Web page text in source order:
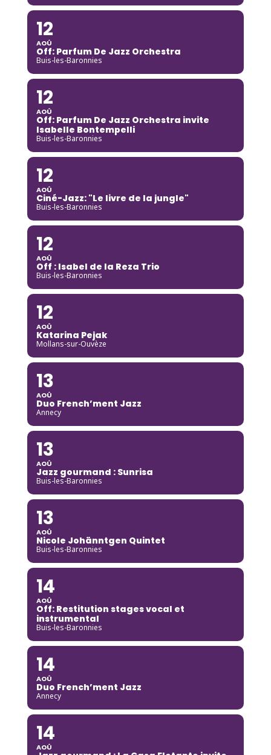
12
AOÛ
Off: Parfum De Jazz Orchestra
Buis-les-Baronnies
12
AOÛ
Off: Parfum De Jazz Orchestra invite
Isabelle Bontempelli
Buis-les-Baronnies
12
AOÛ
Ciné-Jazz: "Le livre de la jungle"
Buis-les-Baronnies
12
AOÛ
Off : Isabel de la Reza Trio
Buis-les-Baronnies
12
AOÛ
Katarina Pejak
Mollans-sur-Ouvèze
13
AOÛ
Duo French’ment Jazz
Annecy
13
AOÛ
Jazz gourmand : Sunrisa
Buis-les-Baronnies
13
AOÛ
Nicole Johänntgen Quintet
Buis-les-Baronnies
14
AOÛ
Off: Restitution stages vocal et
instrumental
Buis-les-Baronnies
14
AOÛ
Duo French’ment Jazz
Annecy
14
AOÛ